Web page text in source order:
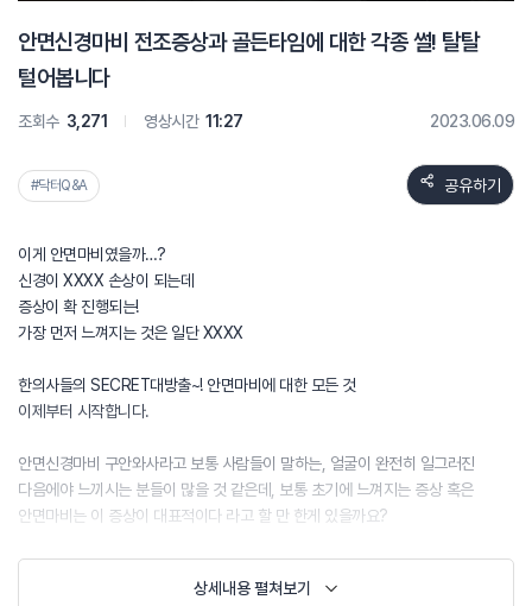
안면신경마비 전조증상과 골든타임에 대한 각종 썰! 탈탈
털어봅니다
조회수 3,271 영상시간 11:27 2023.06.09
#닥터Q&A 공유하기
이게 안면마비였을까…?
신경이 XXXX 손상이 되는데
증상이 확 진행되는!
가장 먼저 느껴지는 것은 일단 XXXX
한의사들의 SECRET대방출~! 안면마비에 대한 모든 것
이제부터 시작합니다.
안면신경마비 구안와사라고 보통 사람들이 말하는, 얼굴이 완전히 일그러진
다음에야 느끼시는 분들이 많을 것 같은데, 보통 초기에 느껴지는 증상 혹은
안면마비는 이 증상이 대표적이다 라고 할 만 한게 있을까요?
가장 먼저 느껴지는 것은 일단 귀 뒤쪽 통증, 머리 통증 두통이 있는데 사실 이것만
가지고 안면마비가 올거라는 것은 예상하기가 어렵죠. 두통이야 워낙 흔하게 있는
상세내용 펼쳐보기